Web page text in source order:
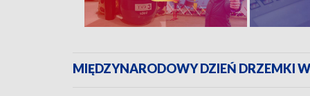
MIĘDZYNARODOWY DZIEŃ DRZEMKI